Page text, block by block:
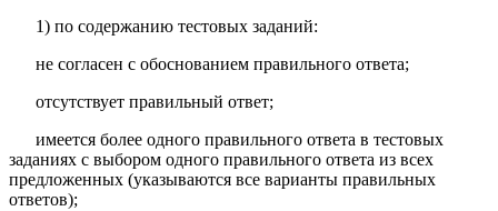
1) по содержанию тестовых заданий:
не согласен с обоснованием правильного ответа;
отсутствует правильный ответ;
имеется более одного правильного ответа в тестовых
заданиях с выбором одного правильного ответа из всех
предложенных (указываются все варианты правильных
ответов);